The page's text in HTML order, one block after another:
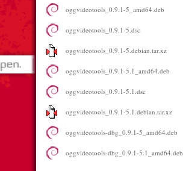
oggvideotools_0.9.1-5_amd64.deb
oggvideotools_0.9.1-5.dsc
oggvideotools_0.9.1-5.debian.tar.xz
oggvideotools_0.9.1-5.1_amd64.deb
oggvideotools_0.9.1-5.1.dsc
oggvideotools_0.9.1-5.1.debian.tar.xz
oggvideotools-dbg_0.9.1-5_amd64.deb
oggvideotools-dbg_0.9.1-5.1_amd64.deb